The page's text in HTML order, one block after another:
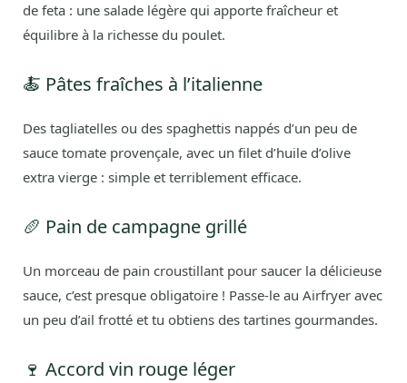
de feta : une salade légère qui apporte fraîcheur et
équilibre à la richesse du poulet.
🍝 Pâtes fraîches à l’italienne
Des tagliatelles ou des spaghettis nappés d’un peu de
sauce tomate provençale, avec un filet d’huile d’olive
extra vierge : simple et terriblement efficace.
🥖 Pain de campagne grillé
Un morceau de pain croustillant pour saucer la délicieuse
sauce, c’est presque obligatoire ! Passe-le au Airfryer avec
un peu d’ail frotté et tu obtiens des tartines gourmandes.
🍷 Accord vin rouge léger